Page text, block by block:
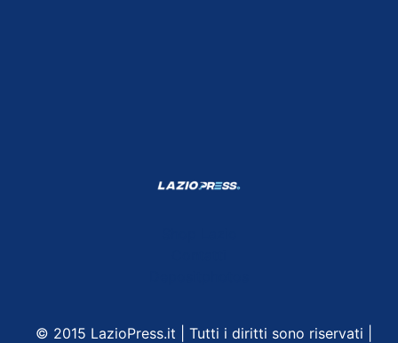
© 2015 LazioPress.it | Tutti i diritti sono riservati |